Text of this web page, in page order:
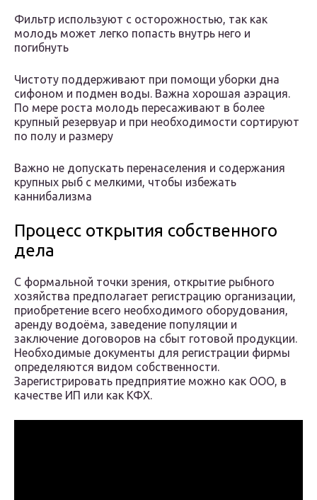
Фильтр используют с осторожностью, так как
молодь может легко попасть внутрь него и
погибнуть
Чистоту поддерживают при помощи уборки дна
сифоном и подмен воды. Важна хорошая аэрация.
По мере роста молодь пересаживают в более
крупный резервуар и при необходимости сортируют
по полу и размеру
Важно не допускать перенаселения и содержания
крупных рыб с мелкими, чтобы избежать
каннибализма
Процесс открытия собственного
дела
С формальной точки зрения, открытие рыбного
хозяйства предполагает регистрацию организации,
приобретение всего необходимого оборудования,
аренду водоёма, заведение популяции и
заключение договоров на сбыт готовой продукции.
Необходимые документы для регистрации фирмы
определяются видом собственности.
Зарегистрировать предприятие можно как ООО, в
качестве ИП или как КФХ.